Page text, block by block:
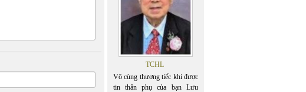
TCHL
Vô cùng thương tiếc khi được
tin thân phụ của bạn Lưu